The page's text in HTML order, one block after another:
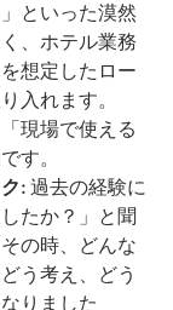
といった漠然
、ホテル業務
想定したロー
入れます。
現場で使える
す。
: 過去の経験に
たか？」と聞
の時、どんな
う考え、どう
りました